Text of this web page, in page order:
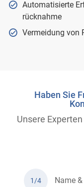
Automatisierte
rücknahme
Vermeidung von
Haben Sie
Unsere
1/4 Name